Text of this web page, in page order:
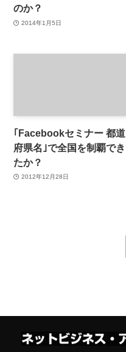
のか？
2014年1月5日
｢Facebookセミナー 都道
府県名｣で全国を制覇でき
たか？
2012年12月28日